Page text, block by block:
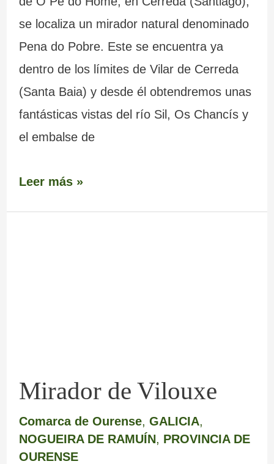
se localiza un mirador natural denominado
Pena do Pobre. Este se encuentra ya
dentro de los límites de Vilar de Cerreda
(Santa Baia) y desde él obtendremos unas
fantásticas vistas del río Sil, Os Chancís y
el embalse de
Leer más »
Mirador de Vilouxe
Comarca de Ourense, GALICIA,
NOGUEIRA DE RAMUÍN, PROVINCIA DE
OURENSE